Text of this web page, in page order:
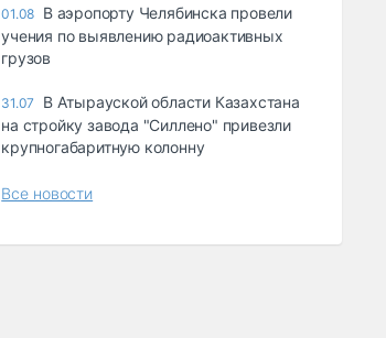
01.08 В аэропорту Челябинска провели
учения по выявлению радиоактивных
грузов
31.07
В Атырауской области Казахстана
на стройку завода "Силлено" привезли
крупногабаритную колонну
Все новости